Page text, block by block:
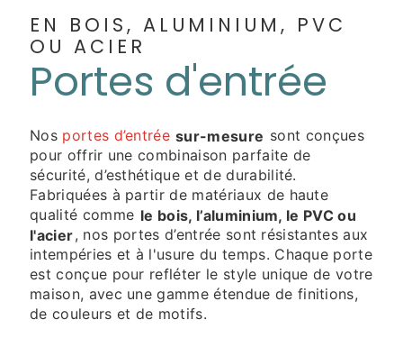
EN BOIS, ALUMINIUM, PVC
OU ACIER
Portes d'entrée
Nos portes d’entrée sur-mesure sont conçues
pour offrir une combinaison parfaite de
sécurité, d’esthétique et de durabilité.
Fabriquées à partir de matériaux de haute
qualité comme le bois, l’aluminium, le PVC ou
l'acier, nos portes d’entrée sont résistantes aux
intempéries et à l'usure du temps. Chaque porte
est conçue pour refléter le style unique de votre
maison, avec une gamme étendue de finitions,
de couleurs et de motifs.